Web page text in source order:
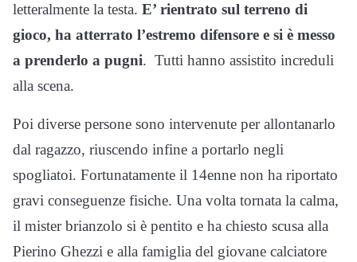
letteralmente la testa. E’ rientrato sul terreno di
gioco, ha atterrato l’estremo difensore e si è messo
a prenderlo a pugni. Tutti hanno assistito increduli
alla scena.
Poi diverse persone sono intervenute per allontanarlo
dal ragazzo, riuscendo infine a portarlo negli
spogliatoi. Fortunatamente il 14enne non ha riportato
gravi conseguenze fisiche. Una volta tornata la calma,
il mister brianzolo si è pentito e ha chiesto scusa alla
Pierino Ghezzi e alla famiglia del giovane calciatore